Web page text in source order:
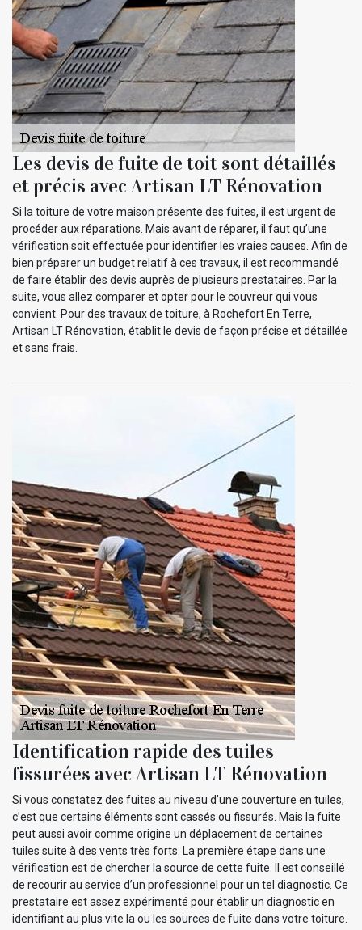
Les devis de fuite de toit sont détaillés
et précis avec Artisan LT Rénovation
Si la toiture de votre maison présente des fuites, il est urgent de
procéder aux réparations. Mais avant de réparer, il faut qu’une
vérification soit effectuée pour identifier les vraies causes. Afin de
bien préparer un budget relatif à ces travaux, il est recommandé
de faire établir des devis auprès de plusieurs prestataires. Par la
suite, vous allez comparer et opter pour le couvreur qui vous
convient. Pour des travaux de toiture, à Rochefort En Terre,
Artisan LT Rénovation, établit le devis de façon précise et détaillée
et sans frais.
Identification rapide des tuiles
fissurées avec Artisan LT Rénovation
Si vous constatez des fuites au niveau d’une couverture en tuiles,
c’est que certains éléments sont cassés ou fissurés. Mais la fuite
peut aussi avoir comme origine un déplacement de certaines
tuiles suite à des vents très forts. La première étape dans une
vérification est de chercher la source de cette fuite. Il est conseillé
de recourir au service d’un professionnel pour un tel diagnostic. Ce
prestataire est assez expérimenté pour établir un diagnostic en
identifiant au plus vite la ou les sources de fuite dans votre toiture.